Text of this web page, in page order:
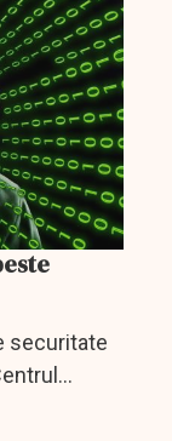
securitate